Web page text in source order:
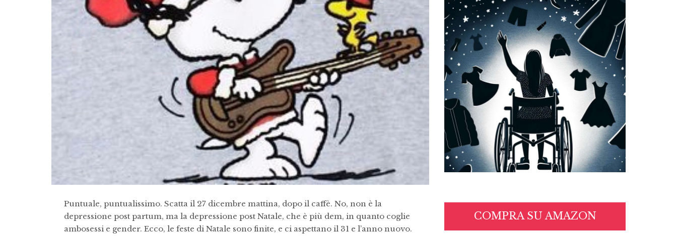
Puntuale, puntualissimo. Scatta il 27 dicembre mattina, dopo il caffè. No, non è la
depressione post partum, ma la depressione post Natale, che è più dem, in quanto coglie
ambosessi e gender. Ecco, le feste di Natale sono finite, e ci aspettano il 31 e l’anno nuovo.
COMPRA SU AMAZON